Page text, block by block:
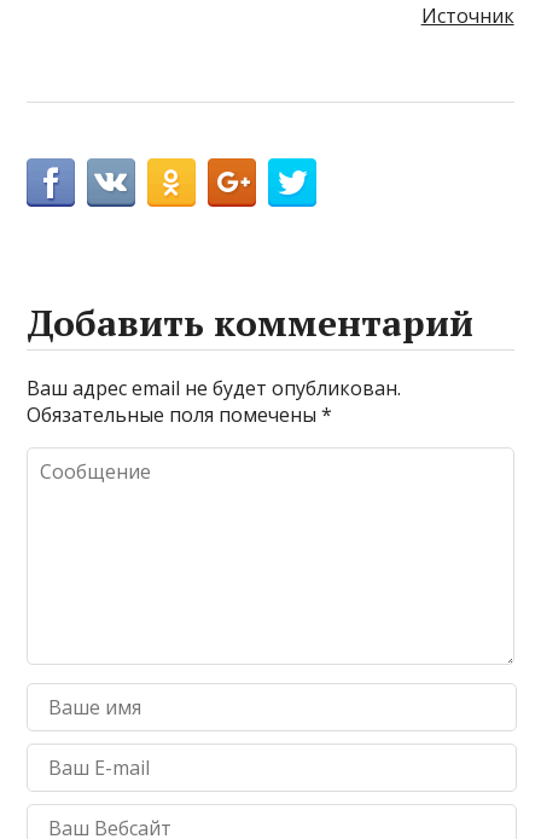
Источник
Добавить комментарий
Ваш адрес email не будет опубликован.
Обязательные поля помечены*